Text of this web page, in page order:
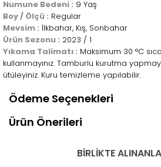
Numune Bedeni : 9 Yaş
Boy / Ölçü : Regular
Mevsim : İlkbahar, Kış, Sonbahar
Ürün Sezonu : 2023 / 1
Yıkama Talimatı : Maksimum 30 °C
kullanmayınız. Tamburlu kurutma
ütüleyiniz. Kuru temizleme yapılabilir.
Ödeme Seçenekleri
Ürün Önerileri